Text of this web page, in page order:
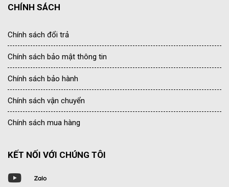
CHÍNH SÁCH
Chính sách đổi trả
Chính sách bảo mật thông tin
Chính sách bảo hành
Chính sách vận chuyển
Chính sách mua hàng
KẾT NỐI VỚI CHÚNG TÔI